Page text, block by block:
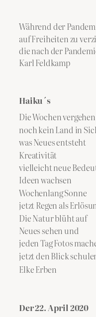
Während der
auf Freiheiten zu
die nach der
​Karl Feldkamp
Haiku´s
Die Wochen vergehen
noch kein Land in
was Neues entsteht
Kreativität
vielleicht neue
Ideen wachsen
Wochenlang Sonne
jetzt Regen als
Die Natur blüht auf
Neues sehen und
jeden Tag Fotos
jetzt den Blick
Elke Erben
Der 22. April 2020